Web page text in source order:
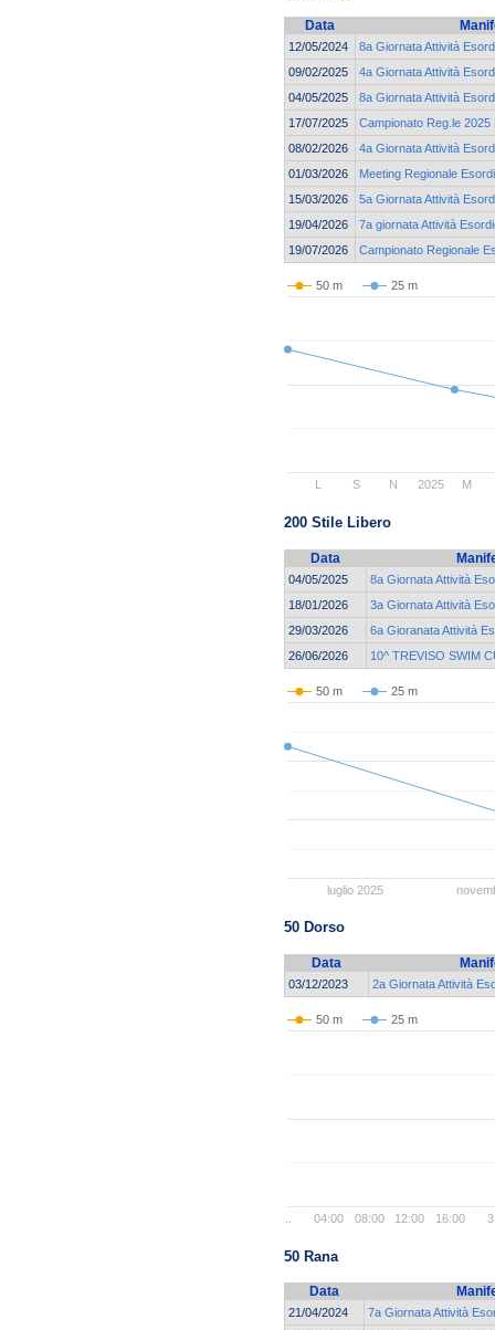
Data
12/05/2024
8a Giornata Attività
09/02/2025
4a Giornata Attività
04/05/2025
8a Giornata Attività
17/07/2025
Campionato Reg.le
08/02/2026
4a Giornata Attività
01/03/2026
Meeting Regionale
15/03/2026
5a Giornata Attività
19/04/2026
7a giornata Attività
19/07/2026
Campionato Regionale
50 m 25 m
2025
S N M
200 Stile Libero
Data
04/05/2025
8a Giornata Attività
18/01/2026
3a Giornata Attività
29/03/2026
6a Gioranata Attività
26/06/2026
10^ TREVISO SWIM
50 m 25 m
luglio 2025
50 Dorso
Data
03/12/2023 2a Giornata Attività
50 m 25 m
04:00 08:00 12:00 16:00
50 Rana
Data
21/04/2024
7a Giornata Attività